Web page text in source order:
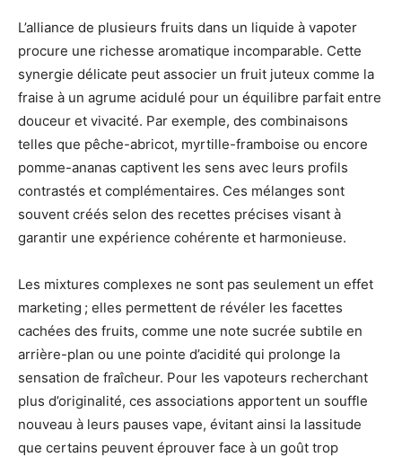
L’alliance de plusieurs fruits dans un liquide à vapoter
procure une richesse aromatique incomparable. Cette
synergie délicate peut associer un fruit juteux comme la
fraise à un agrume acidulé pour un équilibre parfait entre
douceur et vivacité. Par exemple, des combinaisons
telles que pêche-abricot, myrtille-framboise ou encore
pomme-ananas captivent les sens avec leurs profils
contrastés et complémentaires. Ces mélanges sont
souvent créés selon des recettes précises visant à
garantir une expérience cohérente et harmonieuse.
Les mixtures complexes ne sont pas seulement un effet
marketing ; elles permettent de révéler les facettes
cachées des fruits, comme une note sucrée subtile en
arrière-plan ou une pointe d’acidité qui prolonge la
sensation de fraîcheur. Pour les vapoteurs recherchant
plus d’originalité, ces associations apportent un souffle
nouveau à leurs pauses vape, évitant ainsi la lassitude
que certains peuvent éprouver face à un goût trop